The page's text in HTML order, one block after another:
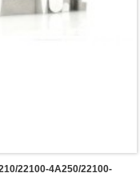
22100-4A250/22100-